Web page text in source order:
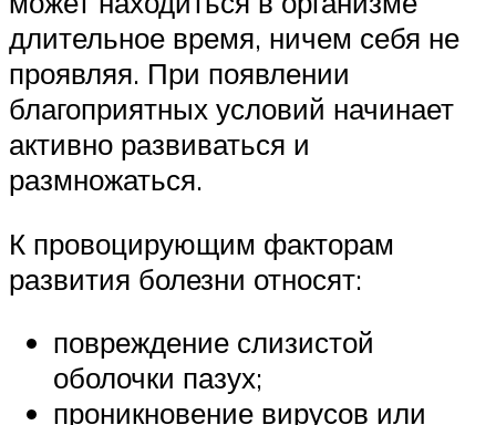
длительное время, ничем себя не
проявляя. При появлении
благоприятных условий начинает
активно развиваться и
размножаться.
К провоцирующим факторам
развития болезни относят:
повреждение слизистой
оболочки пазух;
проникновение вирусов или